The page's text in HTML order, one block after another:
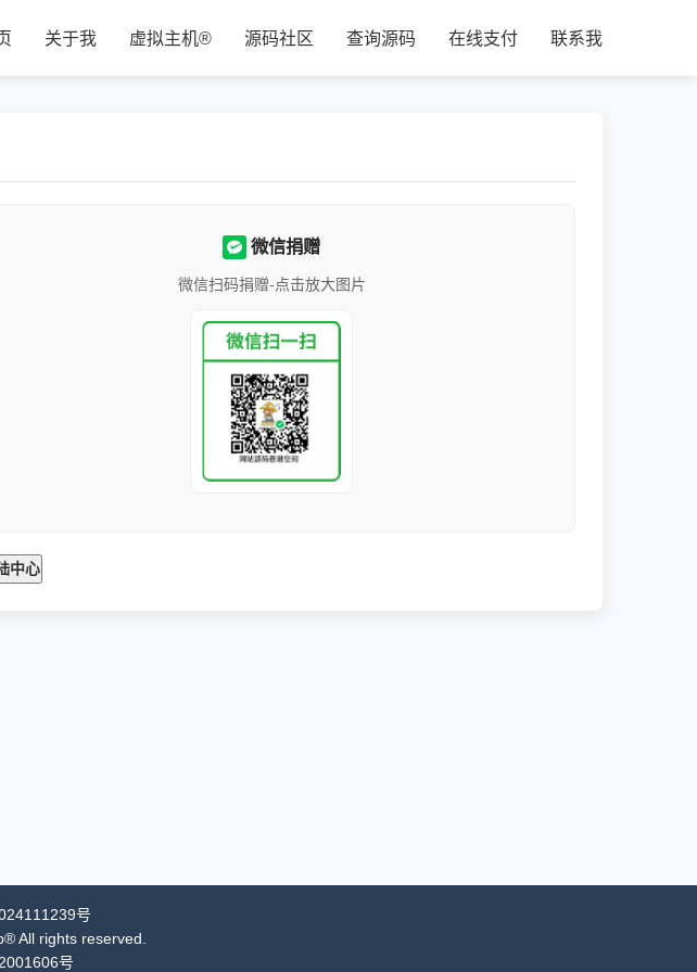
关于我 虚拟主机® 源码社区 查询源码 在线支付 联系我
微信捐赠
微信扫码捐赠-点击放大图片
中心
号
All rights reserved.
号